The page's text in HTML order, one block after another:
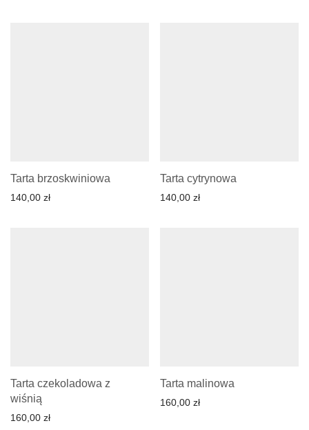
Tarta brzoskwiniowa
140,00 zł
Tarta cytrynowa
140,00 zł
Tarta czekoladowa z
wiśnią
160,00 zł
Tarta malinowa
160,00 zł